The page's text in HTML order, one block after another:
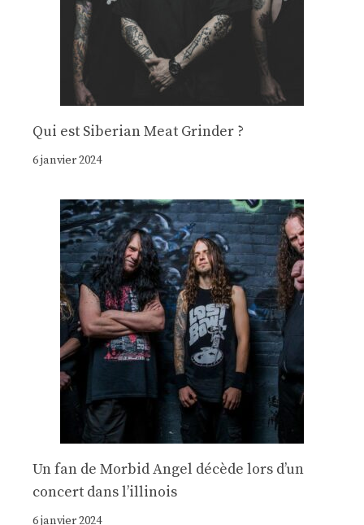
Qui est Siberian Meat Grinder ?
6 janvier 2024
Un fan de Morbid Angel décède lors d’un
concert dans l’illinois
6 janvier 2024